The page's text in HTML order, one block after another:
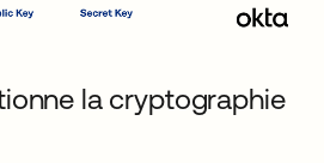
la cryptographie